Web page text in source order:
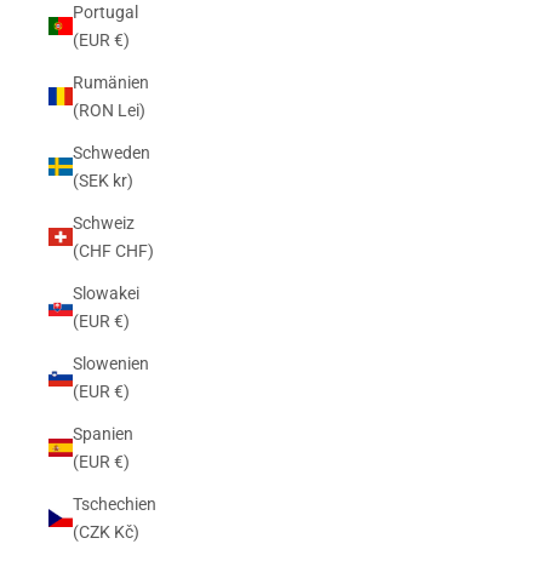
Portugal
(EUR €)
Rumänien
(RON Lei)
Schweden
(SEK kr)
Schweiz
(CHF CHF)
Slowakei
(EUR €)
Slowenien
(EUR €)
Spanien
(EUR €)
Tschechien
(CZK Kč)